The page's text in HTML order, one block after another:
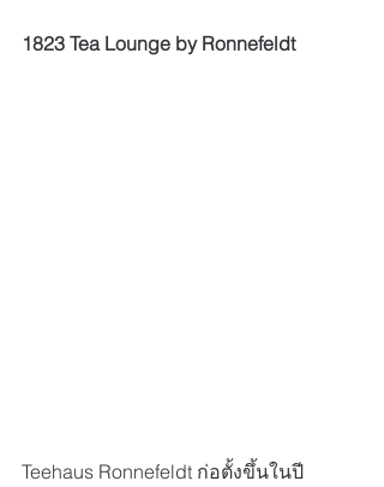
1823 Tea Lounge by Ronnefeldt
Teehaus Ronnefeldt ก่อตั้งขึ้นในปี